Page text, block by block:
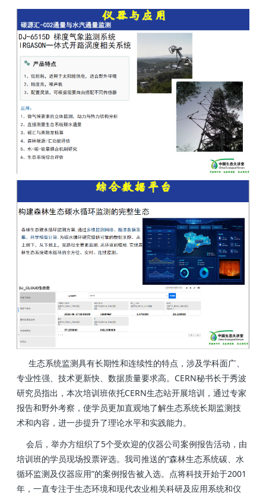
生态系统监测具有长期性和连续性的特点，涉及学科面广、
专业性强、技术更新快、数据质量要求高。CERN秘书长于秀波
研究员指出，本次培训班依托CERN生态站开展培训，通过专家
报告和野外考察，使学员更加直观地了解生态系统长期监测技
术和内容，进一步提升了理论水平和实践能力。
会后，举办方组织了5个受欢迎的仪器公司案例报告活动，由
培训班的学员现场投票评选。我司推送的“森林生态系统碳、水
循环监测及仪器应用”的案例报告被入选。 点将科技开始于2001
年，一直专注于生态环境和现代农业相关科研及应用系统和仪